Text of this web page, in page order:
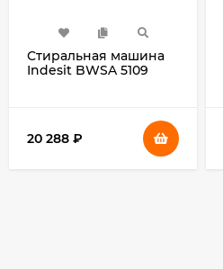
Стиральная машина
Indesit BWSA 5109
20 288 ₽